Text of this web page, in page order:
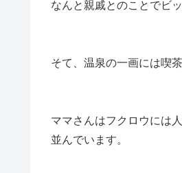
なんと親戚とのことでビ
そて、温泉の一画には喫
ママさんはフクロウには
並んでいます。